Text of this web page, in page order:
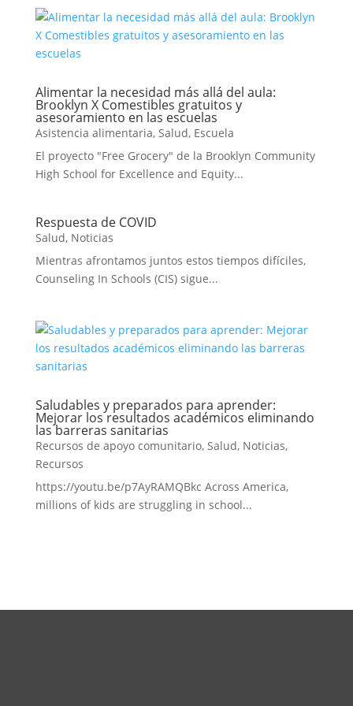
Alimentar la necesidad más allá del aula:
Brooklyn X Comestibles gratuitos y
asesoramiento en las escuelas
Asistencia alimentaria, Salud, Escuela
El proyecto "Free Grocery" de la Brooklyn Community
High School for Excellence and Equity...
Respuesta de COVID
Salud, Noticias
Mientras afrontamos juntos estos tiempos difíciles,
Counseling In Schools (CIS) sigue...
Saludables y preparados para aprender:
Mejorar los resultados académicos eliminando
las barreras sanitarias
Recursos de apoyo comunitario, Salud, Noticias,
Recursos
https://youtu.be/p7AyRAMQBkc Across America,
millions of kids are struggling in school...